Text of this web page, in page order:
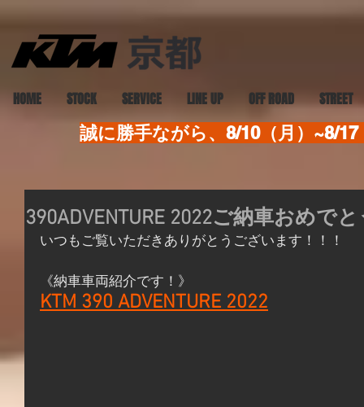
HOME STOCK SERVICE LINE UP OFF ROAD STREET
誠に勝手ながら、8/10（月）~8/
390ADVENTURE 2022ご納車おめで
いつもご覧いただきありがとうございます！！！
《納車車両紹介です！》
KTM 390 ADVENTURE 2022